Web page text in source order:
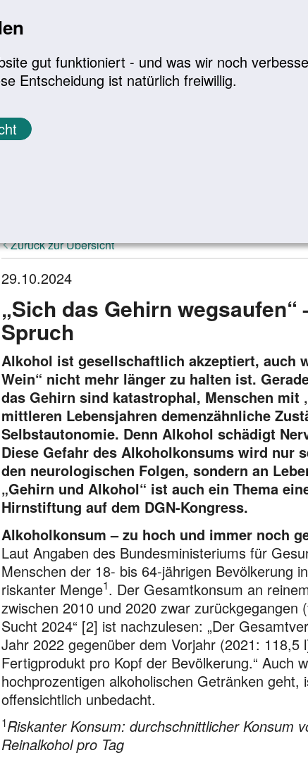
gut funktioniert - und was wir noch
Entscheidung ist natürlich freiwillig.
Zurück zur Übersicht
29.10.2024
„Sich das Gehirn
Spruch
Alkohol ist gesellschaftlich akzeptiert, auch
Wein“ nicht mehr länger zu halten ist.
das Gehirn sind katastrophal, Menschen mit
mittleren Lebensjahren demenzähnliche
Selbstautonomie. Denn Alkohol schädigt
Diese Gefahr des Alkohol­konsums wird nur
den neurologischen Folgen, sondern an
„Gehirn und Alkohol“ ist auch ein Thema
Hirnstiftung auf dem DGN-Kongress.
Alkoholkonsum – zu hoch und immer noch
Laut Angaben des Bundesministeriums für
Menschen der 18- bis 64-jährigen Bevölkerung
riskanter Menge1. Der Gesamtkonsum an
zwischen 2010 und 2020 zwar
Sucht 2024“ [2] ist nachzulesen: „Der
Jahr 2022 gegenüber dem Vorjahr (2021:
Fertigprodukt pro Kopf der Bevölkerung.“ Auch
hochprozentigen alkoholischen Getränken
offensichtlich unbedacht.
1Riskanter Konsum: durchschnittlicher Konsum
Reinalkohol pro Tag